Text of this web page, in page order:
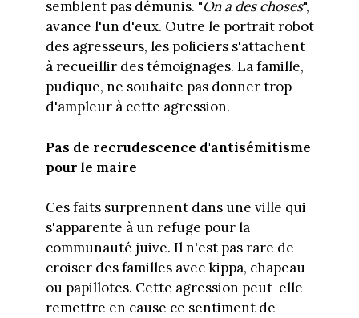
semblent pas démunis. "On a des choses",
avance l'un d'eux. Outre le portrait robot
des agresseurs, les policiers s'attachent
à recueillir des témoignages. La famille,
pudique, ne souhaite pas donner trop
d'ampleur à cette agression.
Pas de recrudescence d'antisémitisme
pour le maire
Ces faits surprennent dans une ville qui
s'apparente à un refuge pour la
communauté juive. Il n'est pas rare de
croiser des familles avec kippa, chapeau
ou papillotes. Cette agression peut-elle
remettre en cause ce sentiment de